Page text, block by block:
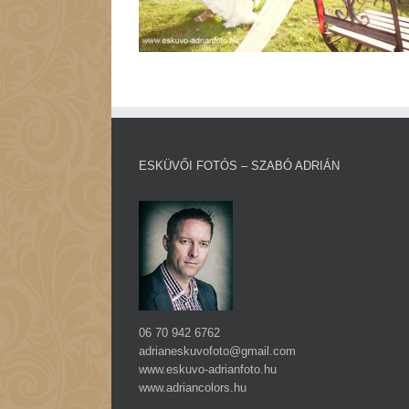
ESKÜVŐI FOTÓS – SZABÓ ADRIÁN
06 70 942 6762
adrianeskuvofoto@gmail.com
www.eskuvo-adrianfoto.hu
www.adriancolors.hu